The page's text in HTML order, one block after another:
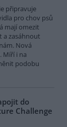
připravuje
pro chov psů
mají omezit
a zasáhnout
Nová
Míří i na
podobu
do
Challenge